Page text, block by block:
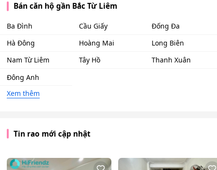
Bán căn hộ gần Bắc Từ Liêm
Ba Đình Cầu Giấy
Đống Đa
Hà Đông
Hoàng Mai
Long Biên
Nam Từ Liêm
Tây Hồ
Thanh Xuân
Đông Anh
Xem thêm
Tin rao mới cập nhật